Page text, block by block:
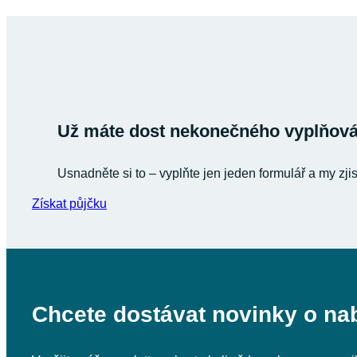
Už máte dost nekonečného
Usnadněte si to – vyplňte jen jeden formulář a my
Získat půjčku
Chcete dostávat novinky o